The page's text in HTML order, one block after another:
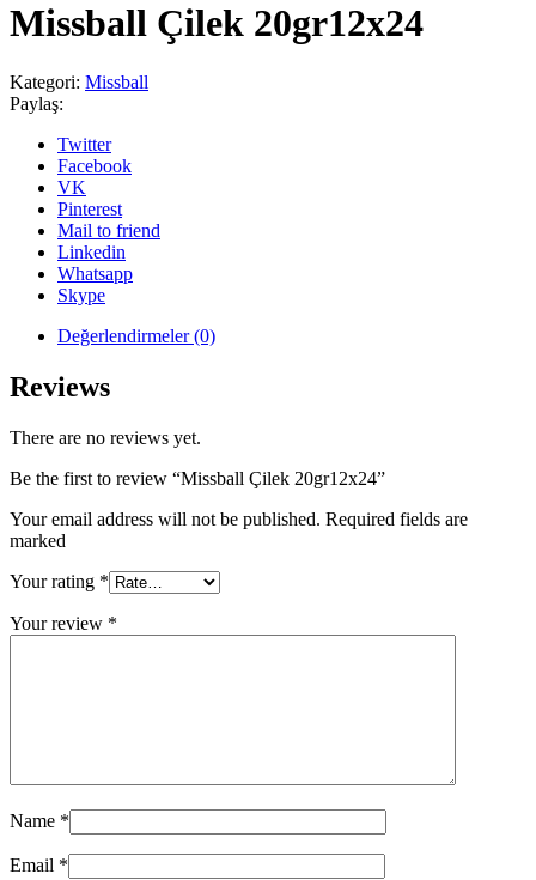
Missball Çilek 20gr12x24
Kategori: Missball
Paylaş:
Twitter
Facebook
VK
Pinterest
Mail to friend
Linkedin
Whatsapp
Skype
Değerlendirmeler (0)
Reviews
There are no reviews yet.
Be the first to review “Missball Çilek 20gr12x24”
Your email address will not be published. Required fields are
marked
Your rating *
Your review *
Name *
Email *